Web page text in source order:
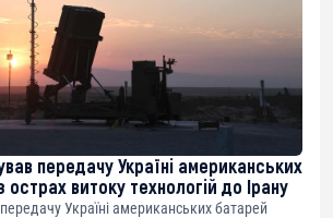
передачу Україні американських
витоку технологій до Ірану
Україні американських батарей